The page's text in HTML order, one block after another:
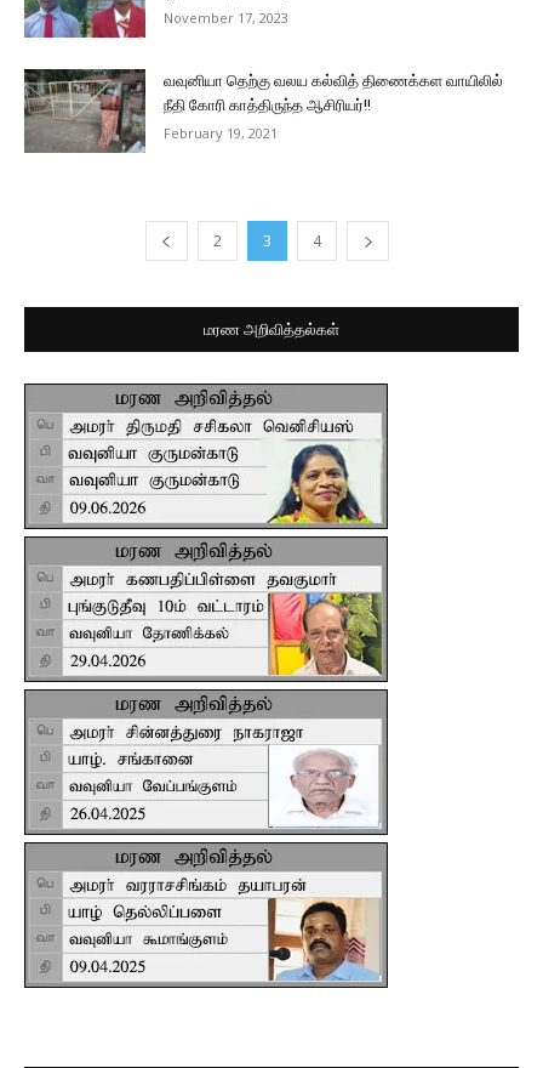
November 17, 2023
வவுனியா தெற்கு வலய கல்வித் திணைக்கள வாயிலில்
நீதி கோரி காத்திருந்த ஆசிரியர்!!
February 19, 2021
2 3 4
மரண அறிவித்தல்கள்